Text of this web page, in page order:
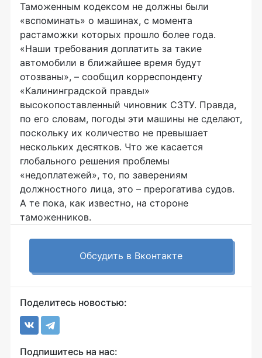
Таможенным кодексом не должны были
«вспоминать» о машинах, с момента
растаможки которых прошло более года.
«Наши требования доплатить за такие
автомобили в ближайшее время будут
отозваны», – сообщил корреспонденту
«Калининградской правды»
высокопоставленный чиновник СЗТУ. Правда,
по его словам, погоды эти машины не сделают,
поскольку их количество не превышает
нескольких десятков. Что же касается
глобального решения проблемы
«недоплатежей», то, по заверениям
должностного лица, это – прерогатива судов.
А те пока, как известно, на стороне
таможенников.
Обсудить в Вконтакте
Поделитесь новостью:
Подпишитесь на нас: